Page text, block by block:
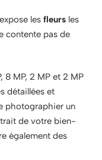
les fleurs les
contente pas de
8 MP, 2 MP et 2 MP
détaillées et
photographier un
de votre bien-
également des